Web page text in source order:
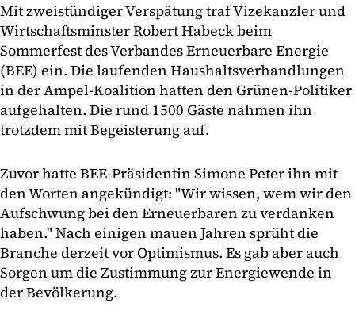
Mit zweistündiger Verspätung traf Vizekanzler und
Wirtschaftsminster Robert Habeck beim
Sommerfest des Verbandes Erneuerbare Energie
(BEE) ein. Die laufenden Haushaltsverhandlungen
in der Ampel-Koalition hatten den Grünen-Politiker
aufgehalten. Die rund 1500 Gäste nahmen ihn
trotzdem mit Begeisterung auf.
Zuvor hatte BEE-Präsidentin Simone Peter ihn mit
den Worten angekündigt: "Wir wissen, wem wir den
Aufschwung bei den Erneuerbaren zu verdanken
haben." Nach einigen mauen Jahren sprüht die
Branche derzeit vor Optimismus. Es gab aber auch
Sorgen um die Zustimmung zur Energiewende in
der Bevölkerung.